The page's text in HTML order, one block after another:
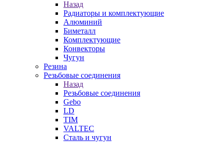
Назад
Радиаторы и комплектующие
Алюминий
Биметалл
Комплектующие
Конвекторы
Чугун
Резина
Резьбовые соединения
Назад
Резьбовые соединения
Gebo
LD
TIM
VALTEC
Сталь и чугун